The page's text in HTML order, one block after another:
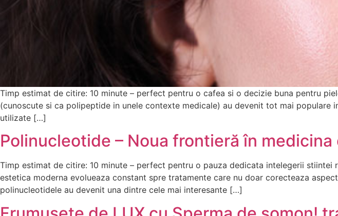
Timp estimat de citire: 10 minute – perfect pentru o cafea si o decizie buna pentru
(cunoscute si ca polipeptide in unele contexte medicale) au devenit tot mai
utilizate […]
Polinucleotide – Noua frontieră în
Timp estimat de citire: 10 minute – perfect pentru o pauza dedicata intelegerii
estetica moderna evolueaza constant spre tratamente care nu doar corecteaza
polinucleotidele au devenit una dintre cele mai interesante […]